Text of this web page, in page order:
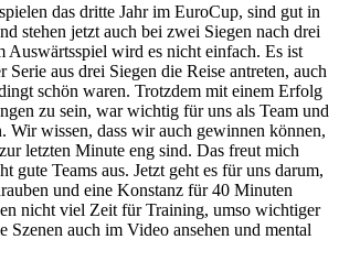
das dritte Jahr im EuroCup, sind gut in
stehen jetzt auch bei zwei Siegen nach drei
Auswärtsspiel wird es nicht einfach. Es ist
Serie aus drei Siegen die Reise antreten, auch
schön waren. Trotzdem mit einem Erfolg
zu sein, war wichtig für uns als Team und
Wir wissen, dass wir auch gewinnen können,
letzten Minute eng sind. Das freut mich
gute Teams aus. Jetzt geht es für uns darum,
und eine Konstanz für 40 Minuten
nicht viel Zeit für Training, umso wichtiger
Szenen auch im Video ansehen und mental